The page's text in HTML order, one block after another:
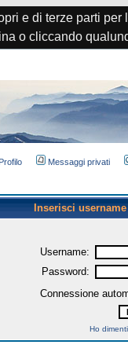
e di terze parti
o cliccando
Profilo Messaggi privati
Inserisci
Username:
Password:
Connessione
Ho